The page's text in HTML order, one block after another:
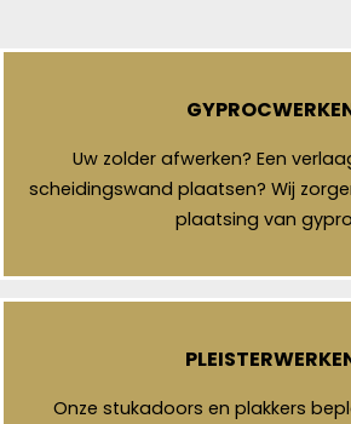
Uw zolder afwerken? Een
scheidingswand plaatsen? Wij
plaatsing van
Onze stukadoors en plakkers